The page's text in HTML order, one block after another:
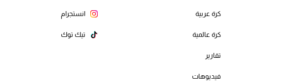
كرة عربية
كرة عالمية
تقارير
فيديوهات
انستجرام
تيك توك